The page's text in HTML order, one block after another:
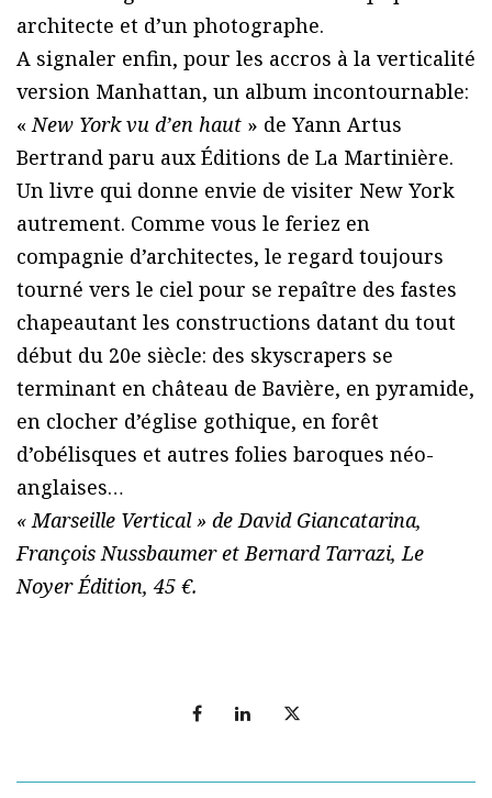
architecte et d’un photographe.
A signaler enfin, pour les accros à la verticalité
version Manhattan, un album incontournable:
«New York vu d’en haut » de Yann Artus
Bertrand paru aux Éditions de La Martinière.
Un livre qui donne envie de visiter New York
autrement. Comme vous le feriez en
compagnie d’architectes, le regard toujours
tourné vers le ciel pour se repaître des fastes
chapeautant les constructions datant du tout
début du 20e siècle: des skyscrapers se
terminant en château de Bavière, en pyramide,
en clocher d’église gothique, en forêt
d’obélisques et autres folies baroques néo-
anglaises…
« Marseille Vertical » de David Giancatarina,
François Nussbaumer et Bernard Tarrazi, Le
Noyer Édition, 45 €.